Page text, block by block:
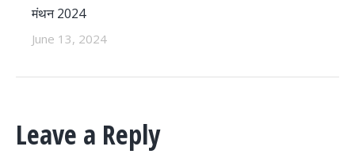
मंथन 2024
June 13, 2024
Leave a Reply